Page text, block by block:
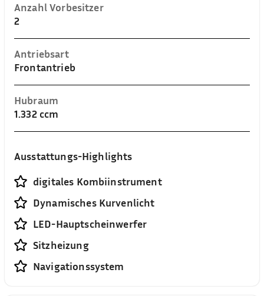
Anzahl Vorbesitzer
2
Antriebsart
Frontantrieb
Hubraum
1.332 ccm
Ausstattungs-Highlights
digitales Kombiinstrument
Dynamisches Kurvenlicht
LED-Hauptscheinwerfer
Sitzheizung
Navigationssystem